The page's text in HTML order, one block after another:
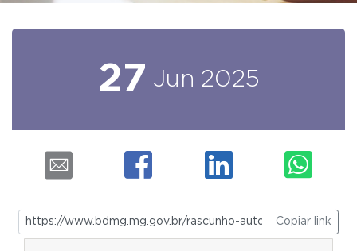
27 Jun 2025
Copiar link